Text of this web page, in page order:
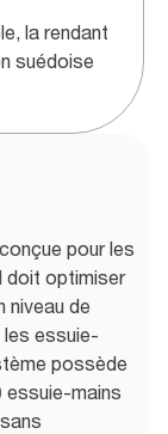
la rendant
suédoise
pour les
doit optimiser
niveau de
essuie-
possède
essuie-mains